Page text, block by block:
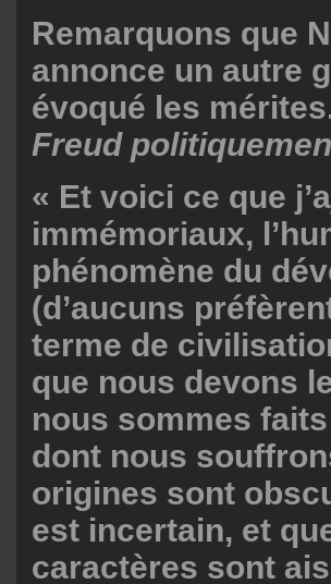
Remarquons que
annonce un autre
évoqué les
Freud
« Et voici ce que
immémoriaux,
phénomène du
(d’aucuns
terme de
que nous devons
nous sommes
dont nous
origines sont
est incertain, et
caractères sont